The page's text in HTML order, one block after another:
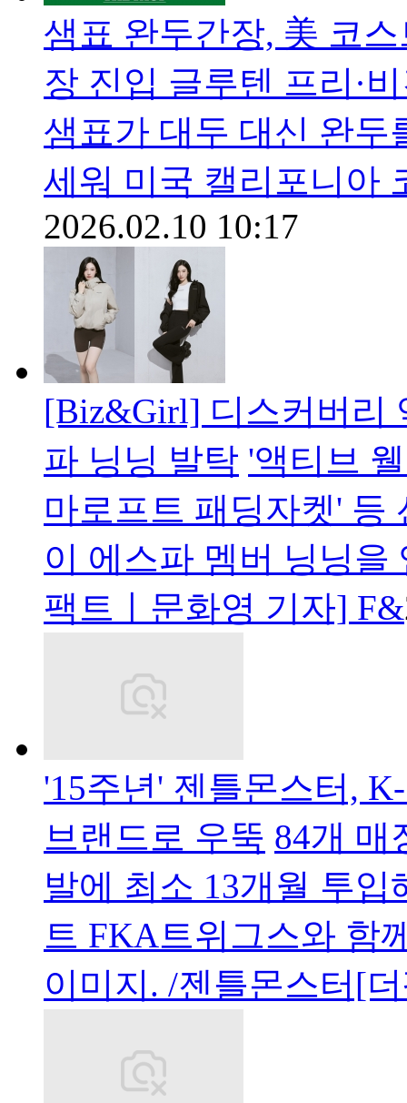
샘표 완두간장, 美 코
장 진입 글루텐 프리·
샘표가 대두 대신 완두
세워 미국 캘리포니아
2026.02.10 10:17
[Biz&Girl] 디스커버리
파 닝닝 발탁 '액티브
마로프트 패딩자켓' 등
이 에스파 멤버 닝닝
팩트ㅣ문화영 기자] F&
'15주년' 젠틀몬스터,
브랜드로 우뚝 84개 매
발에 최소 13개월 투
트 FKA트위그스와 함
이미지. /젠틀몬스터[